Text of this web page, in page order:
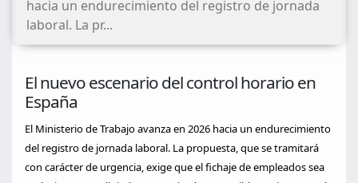
hacia un endurecimiento del registro de jornada
laboral. La pr...
El nuevo escenario del control horario en
España
El Ministerio de Trabajo avanza en 2026 hacia un endurecimiento
del registro de jornada laboral. La propuesta, que se tramitará
con carácter de urgencia, exige que el fichaje de empleados sea